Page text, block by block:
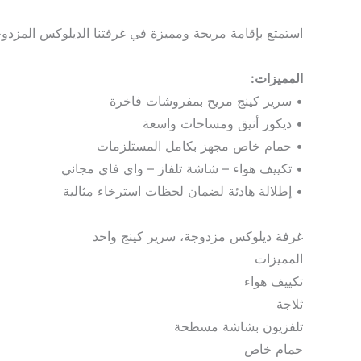
استمتع بإقامة مريحة ومميزة في غرفتنا الديلوكس
المميزات:
• سرير كينج مريح بمفروشات فاخرة
• ديكور أنيق ومساحات واسعة
• حمام خاص مجهز بكامل المستلزمات
• تكييف هواء – شاشة تلفاز – واي فاي مجاني
• إطلالة هادئة لضمان لحظات استرخاء مثالية
غرفة ديلوكس مزدوجة، سرير كينج واحد
المميزات
تكييف هواء
ثلاجة
تلفزيون بشاشة مسطحة
حمام خاص